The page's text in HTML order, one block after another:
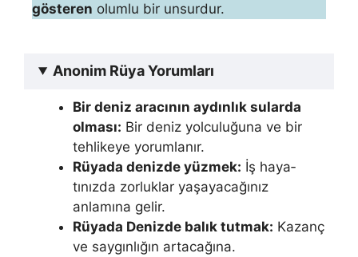
gösteren olumlu bir unsurdur.
Anonim Rüya Yorumları
Bir deniz aracının aydınlık sularda
olması: Bir deniz yolculuğuna ve bir
tehlikeye yorumlanır.
Rüyada denizde yüzmek: İş haya­
tınızda zorluklar yaşayacağınız
anlamına gelir.
Rüyada Denizde balık tutmak: Ka­zanç
ve saygınlığın artacağına.